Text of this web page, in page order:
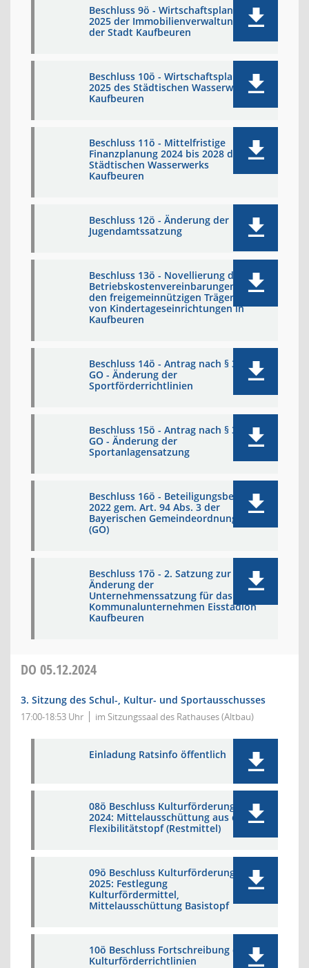
Beschluss 9ö - Wirtschaftsplan
2025 der Immobilienverwaltung
der Stadt Kaufbeuren
Beschluss 10ö - Wirtschaftsplan
2025 des Städtischen Wasserwerks
Kaufbeuren
Beschluss 11ö - Mittelfristige
Finanzplanung 2024 bis 2028 des
Städtischen Wasserwerks
Kaufbeuren
Beschluss 12ö - Änderung der
Jugendamtssatzung
Beschluss 13ö - Novellierung der
Betriebskostenvereinbarungen mit
den freigemeinnützigen Trägern
von Kindertageseinrichtungen in
Kaufbeuren
Beschluss 14ö - Antrag nach § 39
GO - Änderung der
Sportförderrichtlinien
Beschluss 15ö - Antrag nach § 39
GO - Änderung der
Sportanlagensatzung
Beschluss 16ö - Beteiligungsbericht
2022 gem. Art. 94 Abs. 3 der
Bayerischen Gemeindeordnung
(GO)
Beschluss 17ö - 2. Satzung zur
Änderung der
Unternehmenssatzung für das
Kommunalunternehmen Eisstadion
Kaufbeuren
DO 05.12.2024
3. Sitzung des Schul-, Kultur- und Sportausschusses
17:00-18:53 Uhr im Sitzungssaal des Rathauses (Altbau)
Einladung Ratsinfo öffentlich
08ö Beschluss Kulturförderung
2024: Mittelausschüttung aus dem
Flexibilitätstopf (Restmittel)
09ö Beschluss Kulturförderung
2025: Festlegung
Kulturfördermittel,
Mittelausschüttung Basistopf
10ö Beschluss Fortschreibung der
Kulturförderrichtlinien